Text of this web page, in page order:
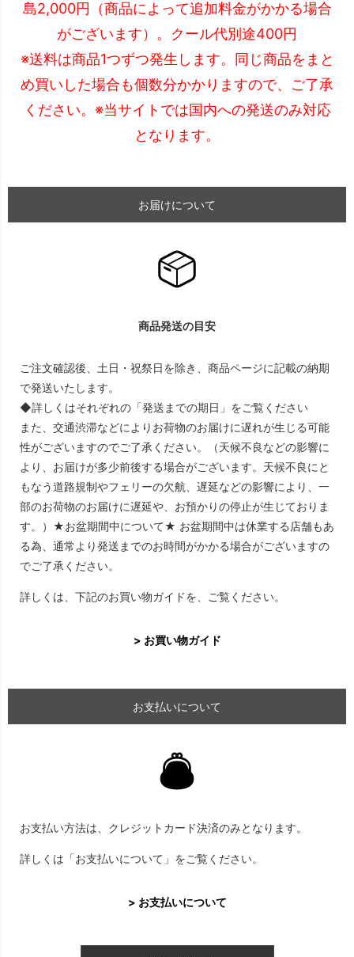
島2,000円（商品によって追加料金がかかる場合
がございます）。クール代別途400円
※送料は商品1つずつ発生します。同じ商品をまと
め買いした場合も個数分かかりますので、ご了承
ください。※当サイトでは国内への発送のみ対応
となります。
お届けについて
商品発送の目安
ご注文確認後、土日・祝祭日を除き、商品ページに記載の納期
で発送いたします。
◆詳しくはそれぞれの「発送までの期日」をご覧ください
また、交通渋滞などによりお荷物のお届けに遅れが生じる可能
性がございますのでご了承ください。（天候不良などの影響に
より、お届けが多少前後する場合がございます。天候不良にと
もなう道路規制やフェリーの欠航、遅延などの影響により、一
部のお荷物のお届けに遅延や、お預かりの停止が生じておりま
す。）★お盆期間中について★ お盆期間中は休業する店舗もあ
る為、通常より発送までのお時間がかかる場合がございますの
でご了承ください。
詳しくは、下記のお買い物ガイドを、ご覧ください。
> お買い物ガイド
お支払いについて
お支払い方法は、クレジットカード決済のみとなります。
詳しくは「お支払いについて」をご覧ください。
> お支払いについて